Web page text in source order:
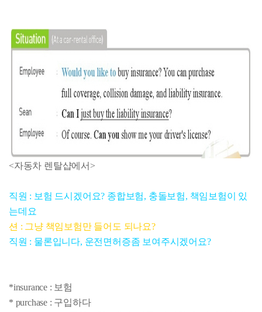
<자동차 렌탈샵에서>
직원 : 보험 드시겠어요? 종합보험, 충돌보험, 책임보험이 있
는데요
션 : 그냥 책임보험만 들어도 되나요?
직원 : 물론입니다, 운전면허증좀 보여주시겠어요?
*insurance : 보험
* purchase : 구입하다